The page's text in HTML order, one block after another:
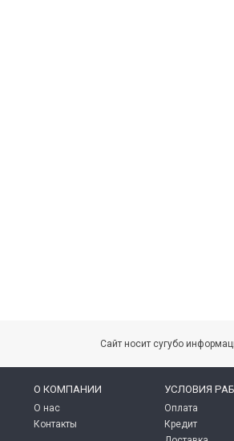
Сайт носит сугубо
О КОМПАНИИ
О нас
Контакты
УСЛОВИЯ
Оплата
Кредит